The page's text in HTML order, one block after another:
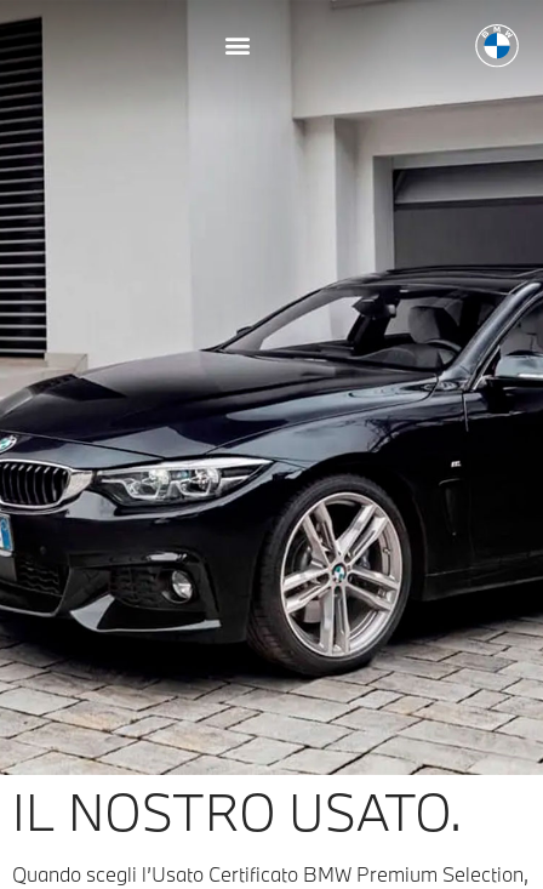
IL NOSTRO USATO.
Quando scegli l’Usato Certificato BMW Premium Selection,